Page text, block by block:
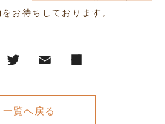
お待ちしております。
一覧へ戻る